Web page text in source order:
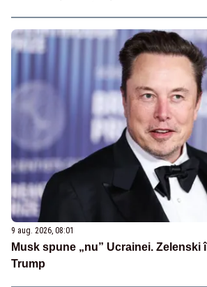
9 aug. 2026, 08:01
Musk spune „nu” Ucrainei. Zelenski
Trump